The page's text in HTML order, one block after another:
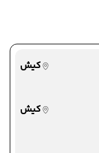
کیش
کیش